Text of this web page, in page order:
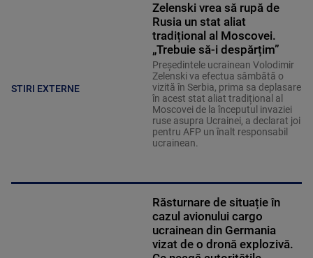
STIRI EXTERNE
Zelenski vrea să rupă de
Rusia un stat aliat
tradițional al Moscovei.
„Trebuie să-i despărțim”
Președintele ucrainean Volodimir
Zelenski va efectua sâmbătă o
vizită în Serbia, prima sa deplasare
în acest stat aliat tradițional al
Moscovei de la începutul invaziei
ruse asupra Ucrainei, a declarat joi
pentru AFP un înalt responsabil
ucrainean.
Răsturnare de situație în
cazul avionului cargo
ucrainean din Germania
vizat de o dronă explozivă.